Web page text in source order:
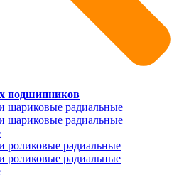
подшипников
радиальные
радиальные
радиальные
радиальные